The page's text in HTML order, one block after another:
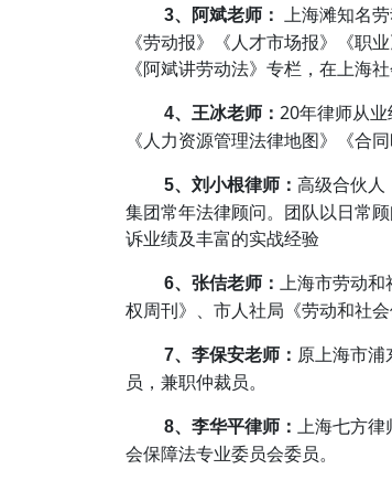
3、阿斌老师： 上海滩知名
《劳动报》《人才市场报》《职
《阿斌讲劳动法》专栏，在上海
4、王冰老师： 20年律师从
《人力资源管理法律地图》《合
5、刘小根律师：高级合伙人
集团常年法律顾问。团队以日常
诉业绩及丰富的实战经验
6、张佶老师： 上海市劳动和
权周刊》、市人社局《劳动和社会
7、李保安老师： 原上海市
员，兼职仲裁员。
8、李华平律师： 上海七方律
会保障法专业委员会委员。